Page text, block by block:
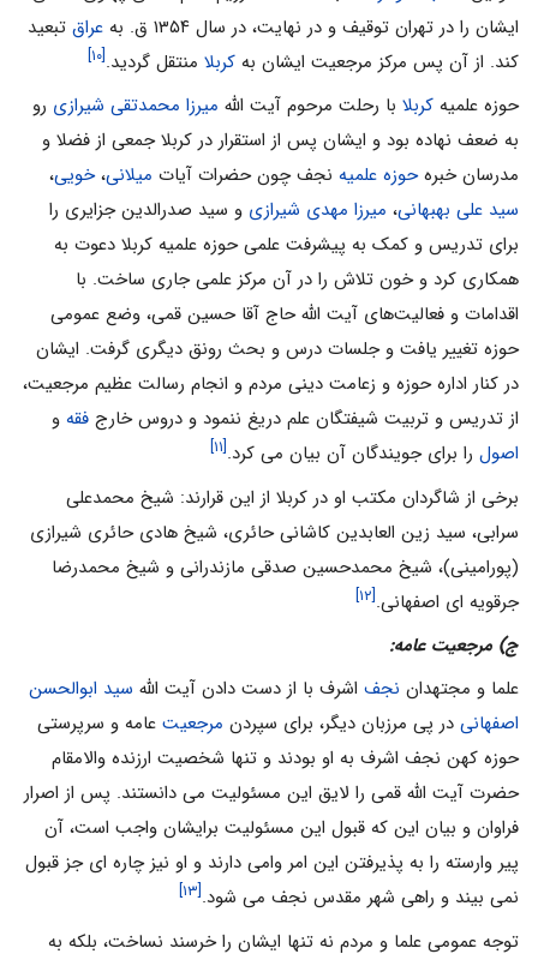
ایشان را در تهران توقیف و در نهایت، در سال ۱۳۵۴ ق. به
عراق تبعید
کند. از آن پس مرکز مرجعیت ایشان به کربلا منتقل گردید.[۱۰]
حوزه علمیه کربلا با رحلت مرحوم آیت الله میرزا محمدتقی شیرازی رو
به ضعف نهاده بود و ایشان پس از استقرار در کربلا جمعی از فضلا و
مدرسان خبرهحوزه علمیه نجف چون حضرات آیات میلانی،خویی،
سید علی بهبهانی، میرزا مهدی شیرازی و سید صدرالدین جزایری را
برای تدریس و کمک به پیشرفت علمی حوزه علمیه کربلا دعوت به
همکاری کرد و خون تلاش را در آن مرکز علمی جاری ساخت. با
اقدامات و فعالیت‌های آیت الله حاج آقا حسین قمی، وضع عمومی
حوزه تغییر یافت و جلسات درس و بحث رونق دیگری گرفت. ایشان
در کنار اداره حوزه و زعامت دینی مردم و انجام رسالت عظیم مرجعیت،‌
از تدریس و تربیت شیفتگان علم دریغ ننمود و دروس خارج فقه و
اصول را برای جویندگان آن بیان می کرد.[۱۱]
برخی از شاگردان مکتب او در کربلا از این قرارند: شیخ محمدعلی
سرابی، سید زین العابدین کاشانی حائری، شیخ هادی حائری شیرازی
(پورامینی)،‌ شیخ محمدحسین صدقی مازندرانی و شیخ محمدرضا
جرقویه ای اصفهانی.[۱۲]
ج) مرجعیت عامه:
علما و مجتهدان نجف اشرف با از دست دادن آیت الله سید ابوالحسن
اصفهانی در پی مرزبان دیگر، برای سپردن مرجعیت عامه و سرپرستی
حوزه کهن نجف اشرف به او بودند و تنها شخصیت ارزنده والامقام
حضرت آیت الله قمی را لایق این مسئولیت می دانستند. پس از اصرار
فراوان و بیان این که قبول این مسئولیت برایشان واجب است، آن
پیر وارسته را به پذیرفتن این امر وامی دارند و او نیز چاره ای جز قبول
نمی بیند و راهی شهر مقدس نجف می شود.[۱۳]
توجه عمومی علما و مردم نه تنها ایشان را خرسند نساخت، بلکه به